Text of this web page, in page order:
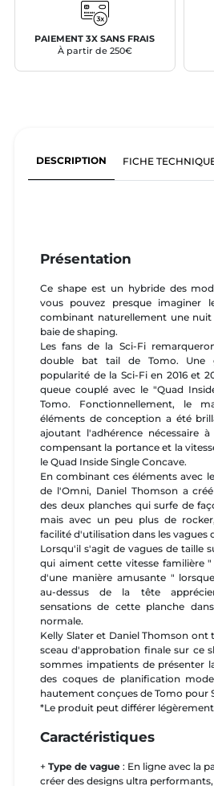
PAIEMENT 3X SANS FRAIS
À partir de 250€
DESCRIPTION FICHE
Présentation
Ce shape est un hybride des
vous pouvez presque imaginer
combinant naturellement une
baie de shaping.
Les fans de la Sci-Fi
double bat tail de Tomo. Une
popularité de la Sci-Fi en 2016 et
queue couplé avec le "Quad
Tomo. Fonctionnellement, le
éléments de conception a été
ajoutant l'adhérence nécessaire
compensant la portance et la
le Quad Inside Single Concave.
En combinant ces éléments avec
de l'Omni, Daniel Thomson a
des deux planches qui surfe de
mais avec un peu plus de
facilité d'utilisation dans les vagues
Lorsqu'il s'agit de vagues de taille
qui aiment cette vitesse familière
d'une manière amusante "
au-dessus de la tête
sensations de cette planche
normale.
Kelly Slater et Daniel Thomson ont
sceau d'approbation finale sur ce
sommes impatients de présenter
des coques de planification
hautement conçues de Tomo pour
*Le produit peut différer
Caractéristiques
+ Type de vague : En ligne avec la
créer des designs ultra